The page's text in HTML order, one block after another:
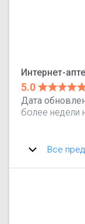
Интернет-
5.0
Дата
более недели
Все